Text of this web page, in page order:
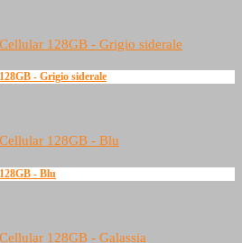
- Grigio siderale
- Blu